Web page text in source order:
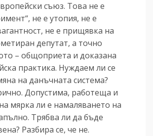
съюз. Това не е
не е утопия, не е
не е прищявка на
депутат, а точно
– общоприета и доказана
практика. Нуждаем ли се
на данъчната система?
Допустима, работеща и
мярка ли е намаляването на
Трябва ли да бъде
Разбира се, че не.